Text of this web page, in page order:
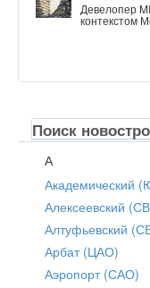
Девелопер
контекстом
Поиск
А
Академический
Алексеевский
Алтуфьевский
Арбат (ЦАО)
Аэропорт (САО)